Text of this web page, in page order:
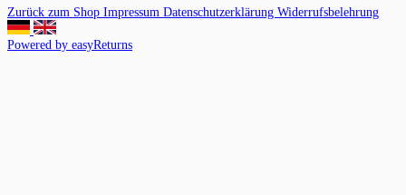
Zurück zum Shop Impressum Datenschutzerklärung Widerrufsbelehrung
Powered by easyReturns